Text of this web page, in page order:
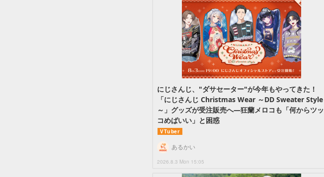
にじさんじ、"ダサセーター"が今年もやってきた！
「にじさんじ Christmas Wear ～DD Sweater Style
～」グッズが受注販売へ―狂蘭メロコも「何からツッ
コめばいい」と困惑
VTuber
2026.8.3 Mon 15:05
あるかい